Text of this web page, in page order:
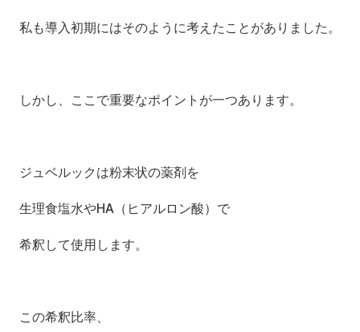
私も導入初期にはそのように考えたことがありました。
しかし、ここで重要なポイントが一つあります。
ジュベルックは粉末状の薬剤を
生理食塩水やHA（ヒアルロン酸）で
希釈して使用します。
この希釈比率、